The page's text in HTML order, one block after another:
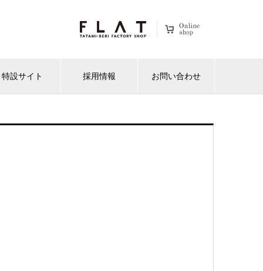
特設サイト 採用情報 お問い合わせ